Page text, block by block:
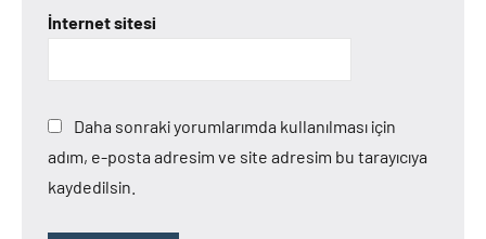
İnternet sitesi
Daha sonraki yorumlarımda kullanılması için
adım, e-posta adresim ve site adresim bu tarayıcıya
kaydedilsin.